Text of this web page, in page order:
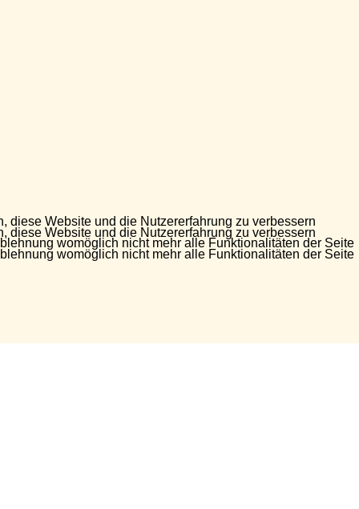
diese Website und die Nutzererfahrung zu verbessern
womöglich nicht mehr alle Funktionalitäten der Seite
diese Website und die Nutzererfahrung zu verbessern
womöglich nicht mehr alle Funktionalitäten der Seite